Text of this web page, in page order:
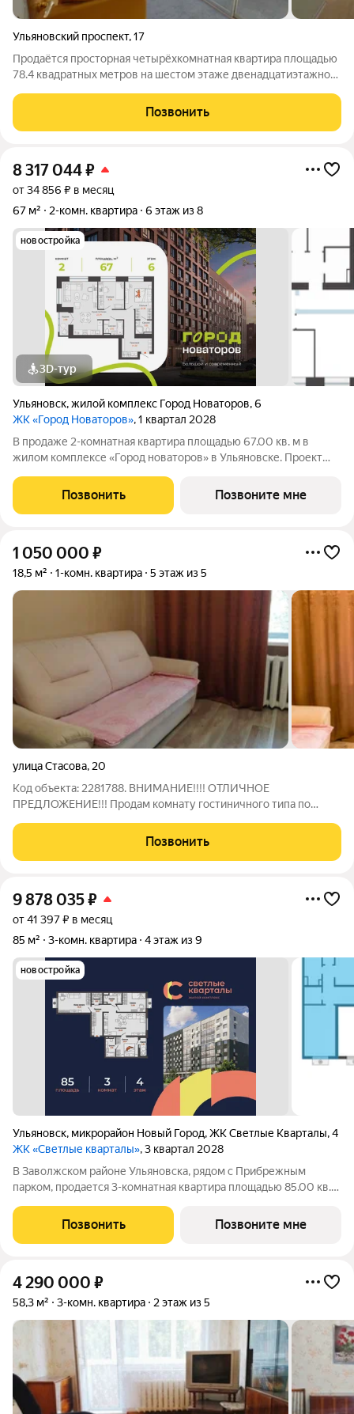
Ульяновский проспект,17
Продаётся просторная четырёхкомнатная квартира площадью
78.4 квадратных метров на шестом этаже двенадцатиэтажного
город Ульяновск, микрорайон Новый Город, Ульяновский
проспект, дом 17.
Позвонить
8 317 044₽
от 34 856 ₽ в месяц
67 м²
2-комн. квартира 6 этаж из 8
новостройка
3D-тур
Ульяновск,жилой комплекс Город Новаторов,6
ЖК «Город Новаторов», 1 квартал 2028
В продаже 2-комнатная квартира площадью 67.00 кв. м в
жилом комплексе «Город новаторов» в Ульяновске. Проект
новаторов» - масштабный жилой проект площадью 67 Га,
созданный в концепции 15-минутного
Позвонить Позвоните мне
1 050 000 ₽
18,5 м² 1-комн. квартира 5 этаж из 5
улица Стасова, 20
Код объекта: 2281788. ВНИМАНИЕ!!!! ОТЛИЧНОЕ
ПРЕДЛОЖЕНИЕ!!! Продам комнату гостиничного типа по
чистая и аккуратная: заходи и живи. Полы не скрепят, окно
пластиковое с видом во двор. Поэтому
Позвонить
9 878 035₽
от 41 397 ₽ в месяц
85 м²
3-комн. квартира 4 этаж из 9
новостройка
Ульяновск, микрорайон Новый Город,ЖК Светлые Кварталы,4
ЖК «Светлые кварталы», 3 квартал 2028
В Заволжском районе Ульяновска, рядом с Прибрежным
парком, продается 3-комнатная квартира площадью 85.00 кв.
комфорт-класса «Светлые кварталы» (Застройщик ГК
«Железно»). Комфортная жизнь на
Позвонить Позвоните мне
4 290 000 ₽
58,3 м² 3-комн. квартира 2 этаж из 5